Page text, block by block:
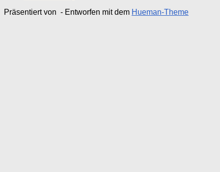
Präsentiert von - Entworfen mit dem Hueman-Theme